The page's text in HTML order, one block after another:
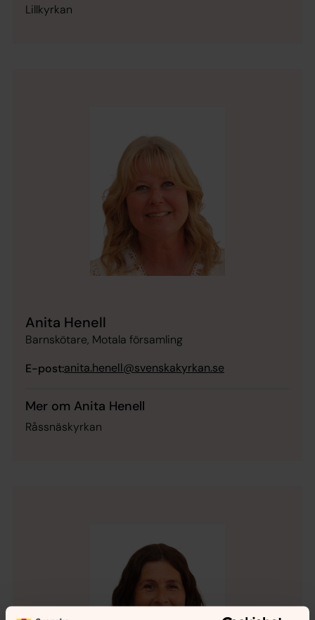
Lillkyrkan
Anita Henell
Barnskötare, Motala församling
E-post:anita.henell@svenskakyrkan.se
Mer om Anita Henell
Råssnäskyrkan